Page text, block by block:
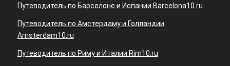
Путеводитель по Барселоне и Испании Barcelona10.ru
Путеводитель по Амстердаму и Голландии
Amsterdam10.ru
Путеводитель по Риму и Италии Rim10.ru